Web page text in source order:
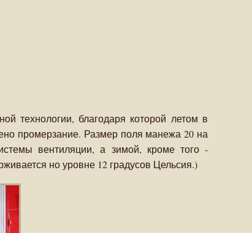
технологии, благодаря которой летом в
промерзание. Размер поля манежа 20 на
вентиляции, а зимой, кроме того -
но уровне 12 градусов Цельсия.)